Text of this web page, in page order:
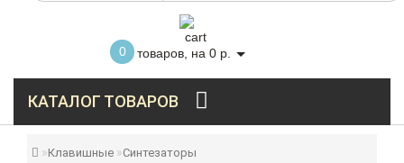
0 товаров, на 0 р.
КАТАЛОГ ТОВАРОВ
Клавишные Синтезаторы